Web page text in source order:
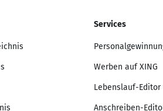
Services
Werben auf XING
Lebenslauf-Editor
Anschreiben-